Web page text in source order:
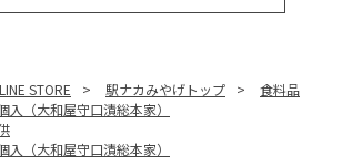
STORE > 駅ナカみやげトップ >
食料品
入（大和屋守口漬総本家）
入（大和屋守口漬総本家）